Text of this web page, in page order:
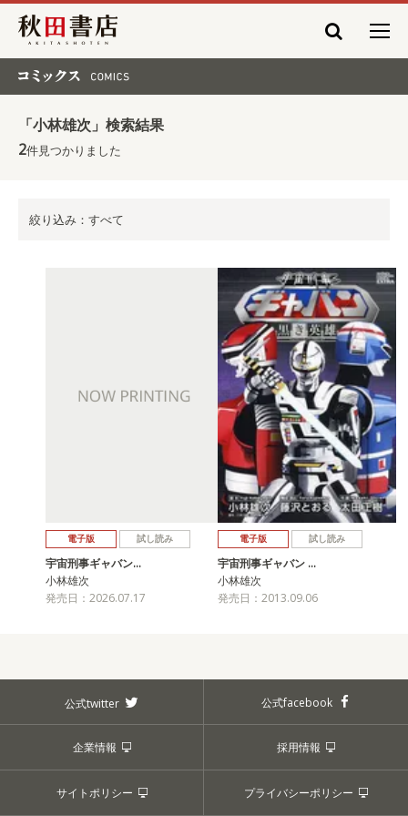
秋田書店
「小林雄次」検索結果
2件見つかりました
絞り込み：すべて
電子版 試し読み
宇宙刑事ギャバン…
小林雄次
発売日：2026.07.17
電子版 試し読み
宇宙刑事ギャバン …
小林雄次
発売日：2013.09.06
公式twitter 公式facebook
企業情報 採用情報
サイトポリシー プライバシーポリシー